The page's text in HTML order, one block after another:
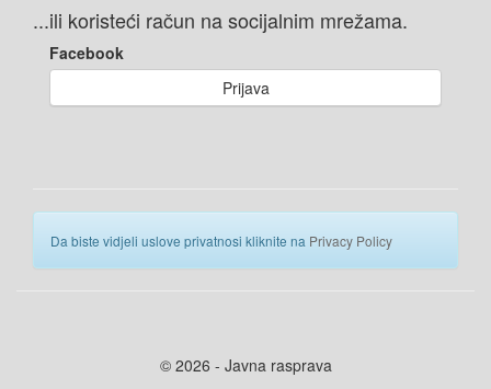
...ili koristeći račun na socijalnim mrežama.
Facebook
Prijava
Da biste vidjeli uslove privatnosi kliknite na Privacy Policy
© 2026 - Javna rasprava